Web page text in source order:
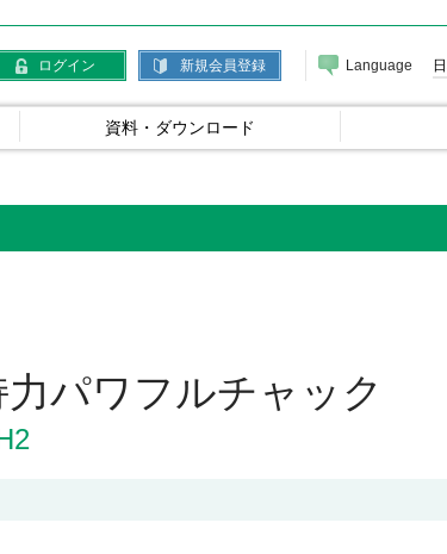
ログイン 新規会員登録 Language
資料・ダウンロード
パワフルチャック